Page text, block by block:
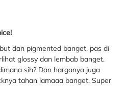
dan pigmented banget, pas di
glossy dan lembab banget.
sih? Dan harganya juga
tahan lamaaa banget. Super